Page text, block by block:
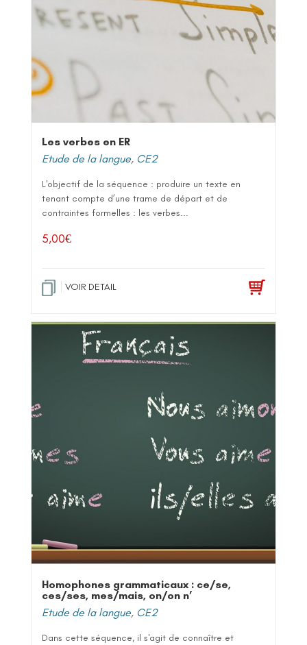
Les verbes en ER
Etude de la langue, CE2
L'objectif de la séquence : produire un texte en
tenant compte d’une trame de départ et de
contraintes formelles : les verbes...
5,00€
VOIR DETAIL
Homophones grammaticaux : ce/se,
ces/ses, mes/mais, on/on n’
Etude de la langue, CE2
Dans cette séquence, il s'agit de connaître et